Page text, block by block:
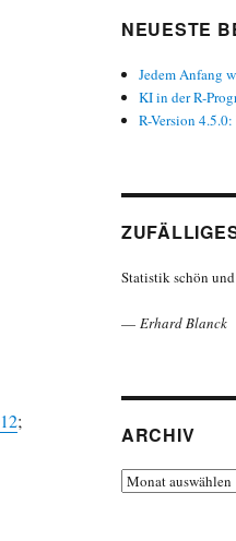
;
NEUESTE
Jedem Anfang
KI in der R-
R-Version
Statistik schön
— Erhard Blanck
ARCHIV
Archiv